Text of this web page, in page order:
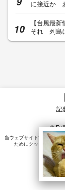
に接近か
【台風最
それ 列島
記
©
当ウェブサイトでは、ユー
ためにクッキーを使⽤